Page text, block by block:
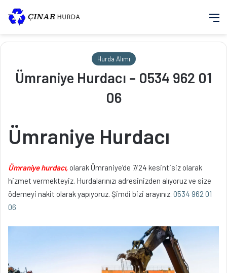
Hurda Alımı
Ümraniye Hurdacı – 0534 962 01
06
Ümraniye Hurdacı
Ümraniye hurdacı, olarak Ümraniye’de 7/24 kesintisiz olarak
hizmet vermekteyiz. Hurdalarınızı adresinizden alıyoruz ve size
ödemeyi nakit olarak yapıyoruz. Şimdi bizi arayınız. 0534 962 01
06